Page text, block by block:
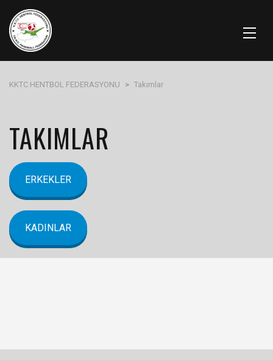
KKTC HENTBOL FEDERASYONU > Takımlar
TAKIMLAR
ERKEKLER
KADINLAR